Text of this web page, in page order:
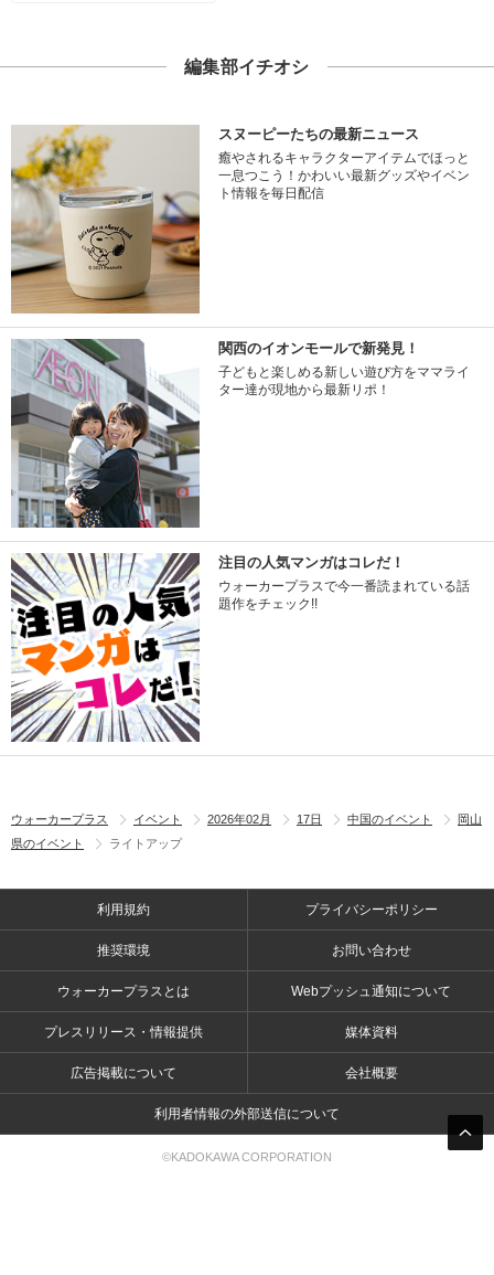
編集部イチオシ
スヌーピーたちの最新ニュース
癒やされるキャラクターアイテムでほっと
一息つこう！かわいい最新グッズやイベン
ト情報を毎日配信
関西のイオンモールで新発見！
子どもと楽しめる新しい遊び方をママライ
ター達が現地から最新リポ！
注目の人気マンガはコレだ！
ウォーカープラスで今一番読まれている話
題作をチェック!!
ウォーカープラス イベント 2026年02月 17日 中国のイベント
岡山
県のイベント
ライトアップ
利用規約 プライバシーポリシー
推奨環境 お問い合わせ
ウォーカープラスとは Webプッシュ通知について
プレスリリース・情報提供 媒体資料
広告掲載について 会社概要
利用者情報の外部送信について
©KADOKAWA CORPORATION